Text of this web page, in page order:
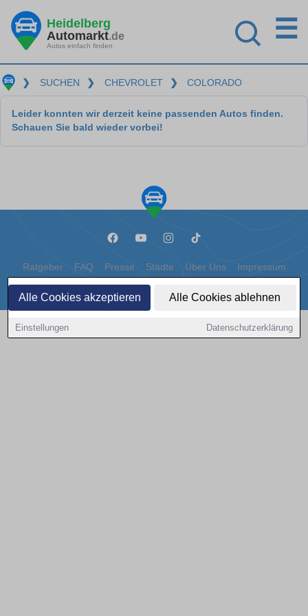
Alle Cookies akzeptieren Alle Cookies ablehnen
Einstellungen Datenschutzerklärung
Heidelberg
Automarkt.de
Autos einfach finden
☰
❯ SUCHEN ❯ CHEVROLET ❯ COLORADO
Leider konnten wir derzeit keine passenden Autos finden.
Schauen Sie bald wieder vorbei!
Ratgeber FAQ Presse Städte Über Uns Impressum
Datenschutz Cookies
Copyright © 2000 - 2026 | 1A Infosysteme GmbH | Content by: 1a-sites-autos